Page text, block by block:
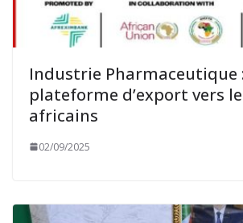
Industrie Pharmaceutique
plateforme d’export vers
africains
02/09/2025